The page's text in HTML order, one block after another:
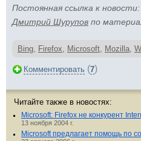
Постоянная ссылка к новости:
Дмитрий Шурупов по
Bing, Firefox, Microsoft, Mozilla,
Комментировать (7)
Читайте также в новостях:
Microsoft: Firefox не конкурент
13 ноября 2004 г.
Microsoft предлагает помощь по